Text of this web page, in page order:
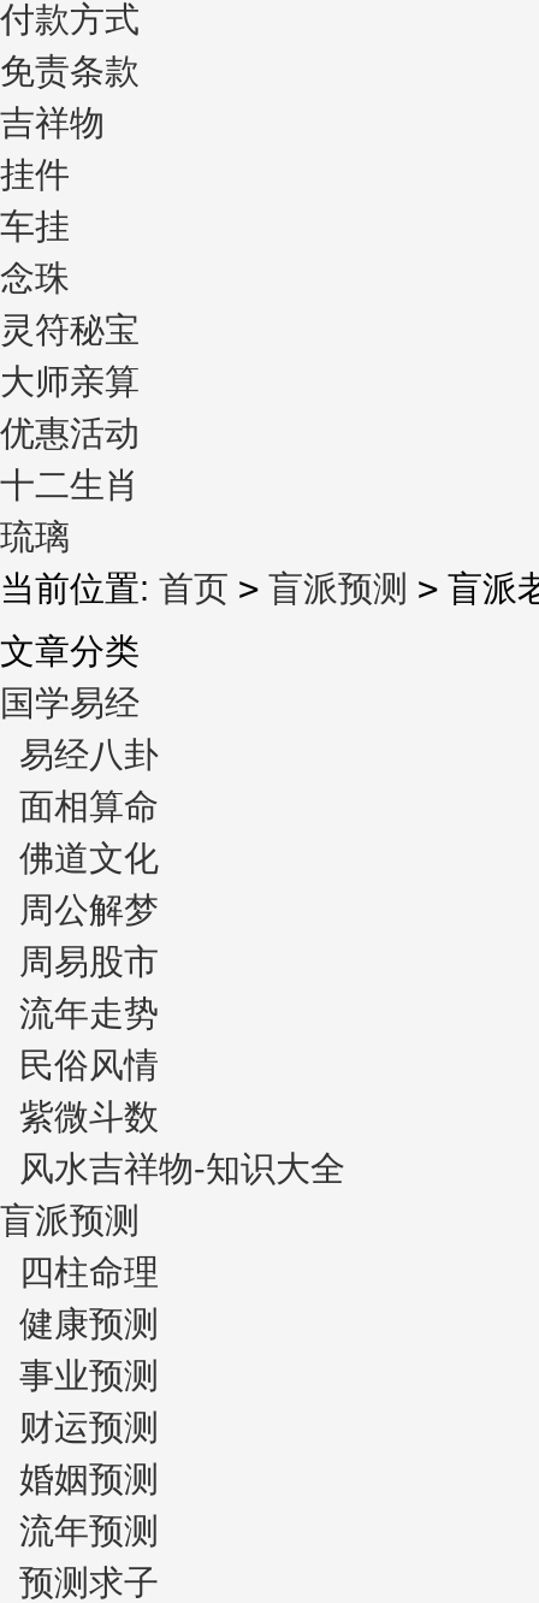
付款方式
免责条款
吉祥物
挂件
车挂
念珠
灵符秘宝
大师亲算
优惠活动
十二生肖
琉璃
当前位置: 首页 > 盲派预测 > 盲派
文章分类
国学易经
易经八卦
面相算命
佛道文化
周公解梦
周易股市
流年走势
民俗风情
紫微斗数
风水吉祥物-知识大全
盲派预测
四柱命理
健康预测
事业预测
财运预测
婚姻预测
流年预测
预测求子